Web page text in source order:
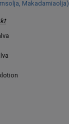
Makadamiaolja)